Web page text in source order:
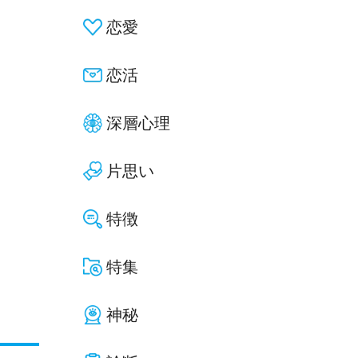
恋愛
恋活
深層心理
片思い
特徴
特集
神秘